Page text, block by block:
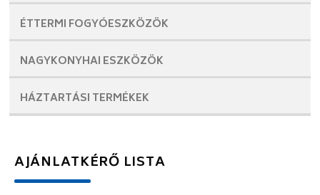
ÉTTERMI FOGYÓESZKÖZÖK
NAGYKONYHAI ESZKÖZÖK
HÁZTARTÁSI TERMÉKEK
AJÁNLATKÉRŐ LISTA